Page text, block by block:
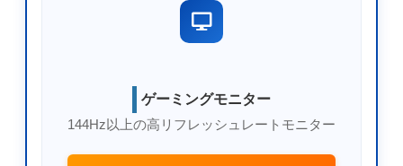
ゲーミングモニター
144Hz以上の高リフレッシュレートモニター